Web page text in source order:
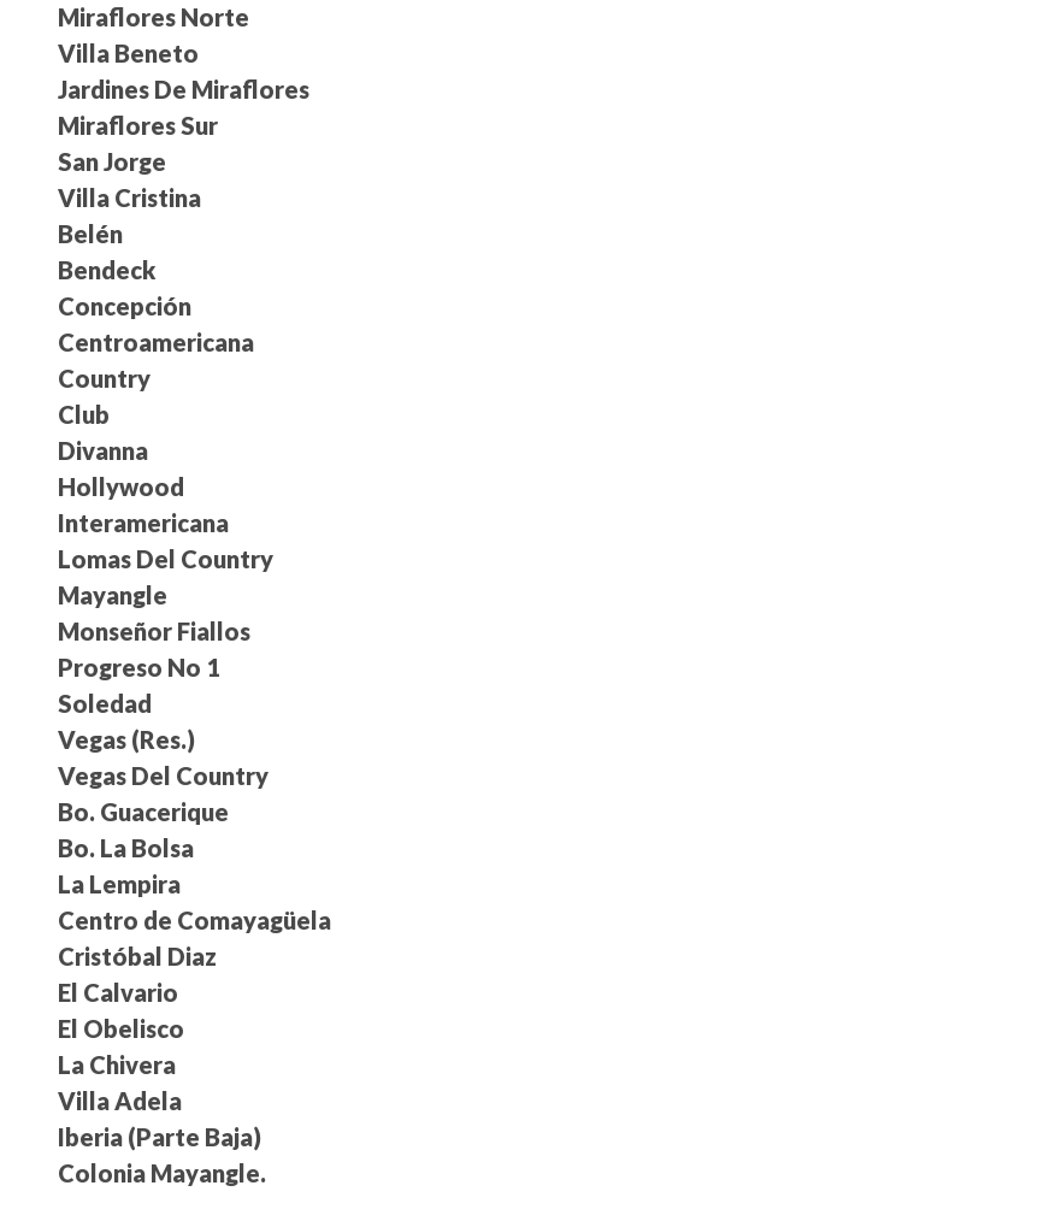
Miraflores Norte
Villa Beneto
Jardines De Miraflores
Miraflores Sur
San Jorge
Villa Cristina
Belén
Bendeck
Concepción
Centroamericana
Country
Club
Divanna
Hollywood
Interamericana
Lomas Del Country
Mayangle
Monseñor Fiallos
Progreso No 1
Soledad
Vegas (Res.)
Vegas Del Country
Bo. Guacerique
Bo. La Bolsa
La Lempira
Centro de Comayagüela
Cristóbal Diaz
El Calvario
El Obelisco
La Chivera
Villa Adela
Iberia (Parte Baja)
Colonia Mayangle.